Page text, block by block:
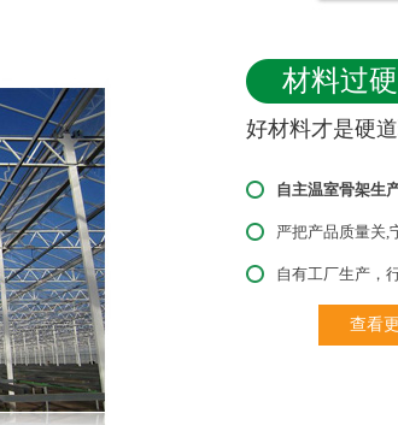
材料过硬
好材料才是硬
自主温室骨架生
严把产品质量关,
自有工厂生产，
查看